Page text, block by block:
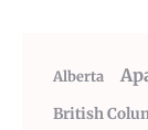
Alberta
British